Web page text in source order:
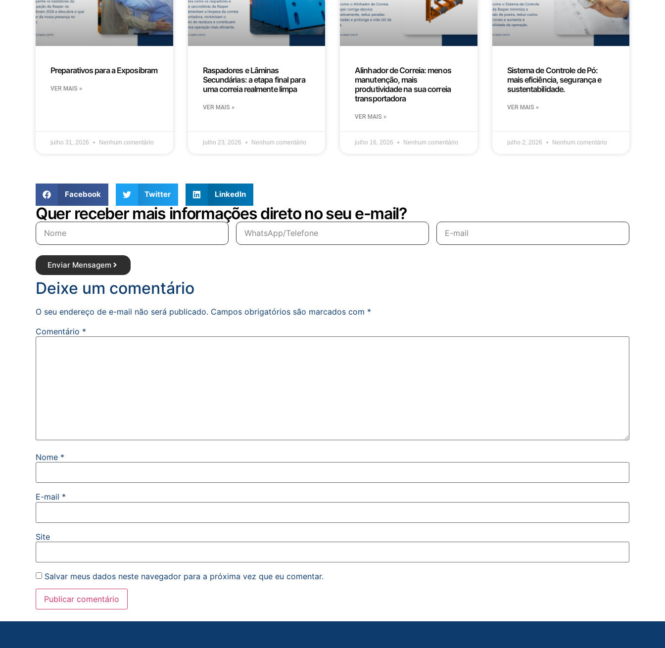
Preparativos para a Exposibram
VER MAIS »
julho 31, 2026 Nenhum comentário
Raspadores e Lâminas
Secundárias: a etapa final para
uma correia realmente limpa
VER MAIS »
julho 23, 2026 Nenhum comentário
Alinhador de Correia: menos
manutenção, mais
produtividade na sua correia
transportadora
VER MAIS »
julho 16, 2026 Nenhum comentário
Sistema de Controle de Pó:
mais eficiência, segurança e
sustentabilidade.
VER MAIS »
julho 2, 2026 Nenhum comentário
Facebook Twitter LinkedIn
Quer receber mais informações direto no seu e-mail?
Enviar Mensagem
Deixe um comentário
O seu endereço de e-mail não será publicado. Campos obrigatórios são marcados com *
Comentário *
Nome *
E-mail *
Site
Salvar meus dados neste navegador para a próxima vez que eu comentar.